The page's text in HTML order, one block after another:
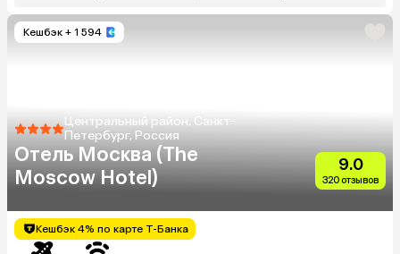
Кешбэк + 1 594
Центральный район, Санкт-
Петербург, Россия
Отель Москва (The
Moscow Hotel)
9.0
320 отзывов
Кешбэк 4% по карте Т-Банка